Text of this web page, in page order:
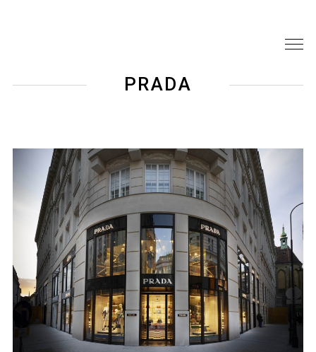
PRADA